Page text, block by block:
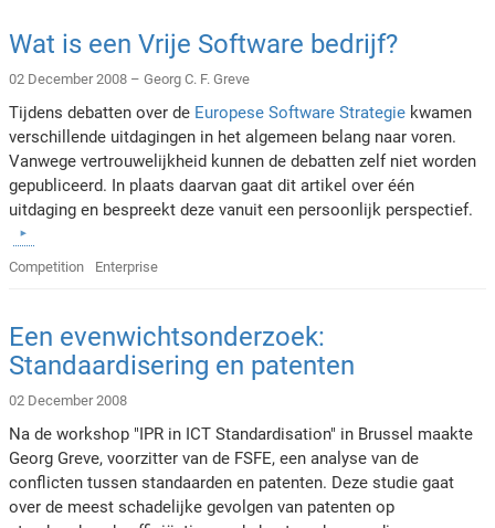
Wat is een Vrije Software bedrijf?
02 December 2008 –Georg C. F. Greve
Tijdens debatten over de Europese Software Strategie kwamen
verschillende uitdagingen in het algemeen belang naar voren.
Vanwege vertrouwelijkheid kunnen de debatten zelf niet worden
gepubliceerd. In plaats daarvan gaat dit artikel over één
uitdaging en bespreekt deze vanuit een persoonlijk perspectief.
Competition Enterprise
Een evenwichtsonderzoek:
Standaardisering en patenten
02 December 2008
Na de workshop "IPR in ICT Standardisation" in Brussel maakte
Georg Greve, voorzitter van de FSFE, een analyse van de
conflicten tussen standaarden en patenten. Deze studie gaat
over de meest schadelijke gevolgen van patenten op